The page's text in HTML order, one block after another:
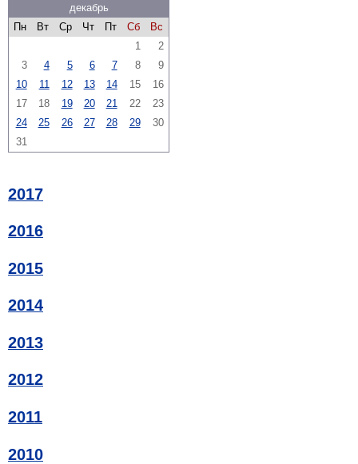
декабрь
Пн
Вт Ср Чт Пт Сб
Вс
1
2
3
4 5 6 7 8
9
10
11 12 13 14 15
16
17
18 19 20 21 22
23
24
25 26 27 28 29
30
31
2017
2016
2015
2014
2013
2012
2011
2010